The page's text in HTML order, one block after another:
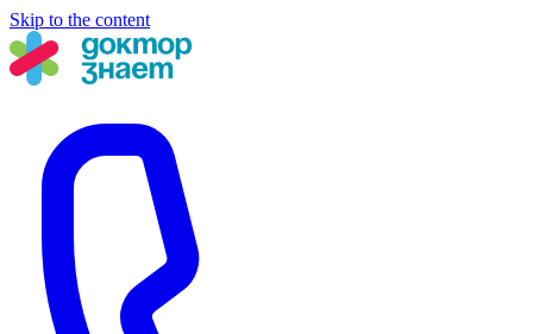
Skip to the content